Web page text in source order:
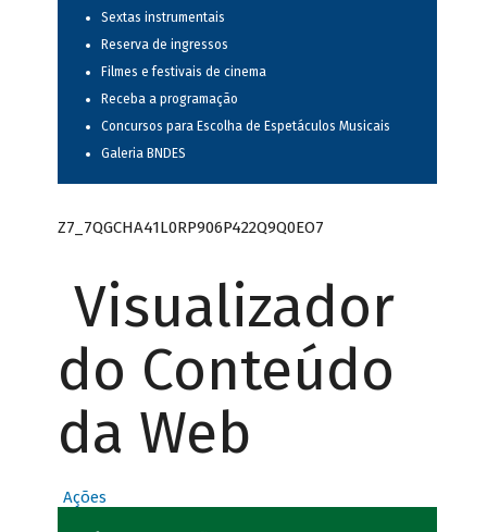
Sextas instrumentais
Reserva de ingressos
Filmes e festivais de cinema
Receba a programação
Concursos para Escolha de Espetáculos Musicais
Galeria BNDES
Z7_7QGCHA41L0RP906P422Q9Q0EO7
Visualizador
do Conteúdo
da Web
Ações